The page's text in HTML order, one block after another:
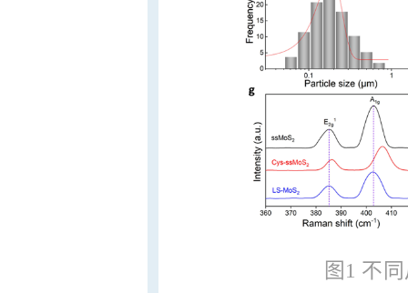
图1 不